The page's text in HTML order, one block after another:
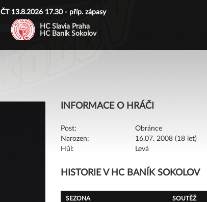
ČT 13.8.2026 17.30 - příp. zápasy
HC Slavia Praha
HC Baník Sokolov
INFORMACE O HRÁČI
Post:
Obránce
Narozen:
16.07. 2008 (18 let)
Hůl:
Levá
HISTORIE V HC BANÍK SOKOLOV
SEZONA SOUTĚŽ